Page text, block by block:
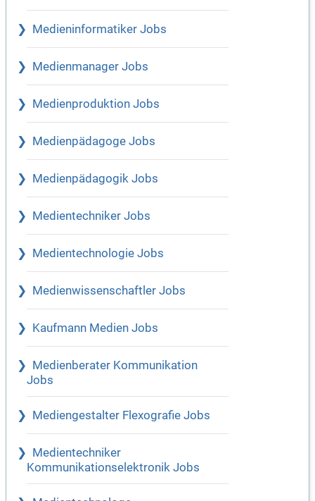
Medieninformatiker Jobs
Medienmanager Jobs
Medienproduktion Jobs
Medienpädagoge Jobs
Medienpädagogik Jobs
Medientechniker Jobs
Medientechnologie Jobs
Medienwissenschaftler Jobs
Kaufmann Medien Jobs
Medienberater Kommunikation
Jobs
Mediengestalter Flexografie Jobs
Medientechniker
Kommunikationselektronik Jobs